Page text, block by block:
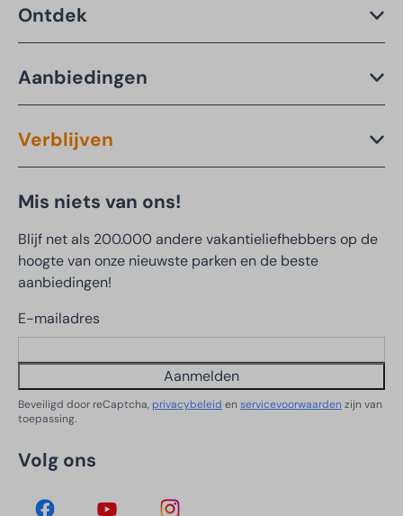
Ontdek
Aanbiedingen
Verblijven
Mis niets van ons!
Blijf net als 200.000 andere vakantieliefhebbers op de
hoogte van onze nieuwste parken en de beste
aanbiedingen!
E-mailadres
Aanmelden
Beveiligd door reCaptcha, privacybeleid en servicevoorwaarden zijn van
toepassing.
Volg ons